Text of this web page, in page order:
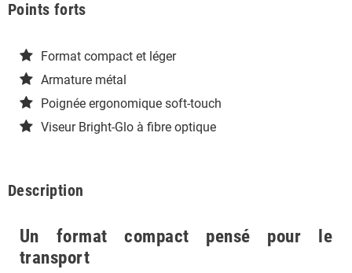
Points forts
Format compact et léger
Armature métal
Poignée ergonomique soft-touch
Viseur Bright-Glo à fibre optique
Description
Un format compact pensé pour le
transport